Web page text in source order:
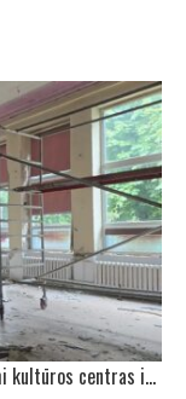
POKYČIŲ METAS VEIVIRŽĖNUOSE: Renovuojami kultūros centras ir centrinė aikštė